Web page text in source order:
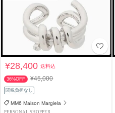
¥28,400送料込
36%OFF ¥45,000
関税負担なし
MM6 Maison Margiela